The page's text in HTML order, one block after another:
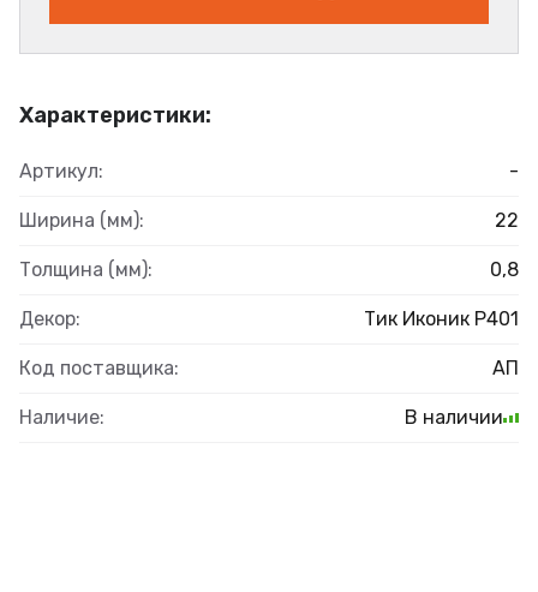
Характеристики:
Артикул: -
Ширина (мм): 22
Толщина (мм): 0,8
Декор: Тик Иконик Р401
Код поставщика: АП
Наличие: В наличии